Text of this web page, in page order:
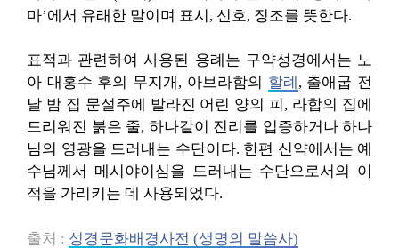
마’에서 유래한 말이며 표시, 신호, 징조를 뜻한다.
표적과 관련하여 사용된 용례는 구약성경에서는 노
아 대홍수 후의 무지개, 아브라함의 할례 , 출애굽 전
날 밤 집 문설주에 발라진 어린 양의 피, 라합의 집에
드리워진 붉은 줄, 하나같이 진리를 입증하거나 하나
님의 영광을 드러내는 수단이다. 한편 신약에서는 예
수님께서 메시야이심을 드러내는 수단으로서의 이
적을 가리키는 데 사용되었다.
출처 : 성경문화배경사전 (생명의 말씀사)